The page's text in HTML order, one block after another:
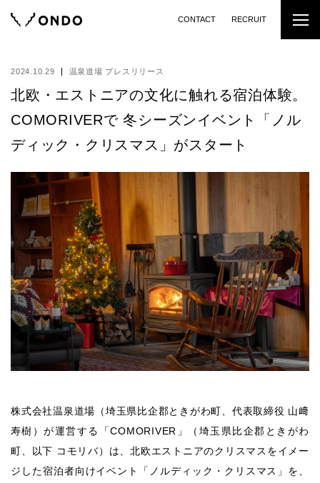
CONTACT RECRUIT
2024.10.29 温泉道場 プレスリリース
北欧・エストニアの文化に触れる宿泊体験。
COMORIVERで 冬シーズンイベント「ノル
ディック・クリスマス」がスタート
株式会社温泉道場（埼玉県比企郡ときがわ町、代表取締役 山﨑
寿樹）が運営する「COMORIVER」（埼玉県比企郡ときがわ
町、以下 コモリバ）は、北欧エストニアのクリスマスをイメー
ジした宿泊者向けイベント「ノルディック・クリスマス」を、